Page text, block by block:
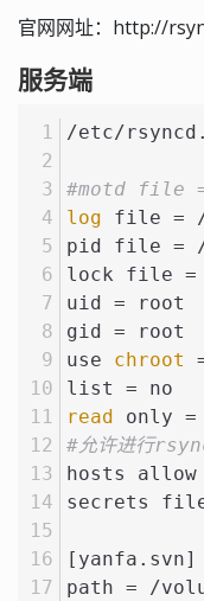
官网网址：http://
服务端
/etc/
#motd file
log file = /
pid file = /
lock file =
uid = root
gid = root
use chroot
list = no
read only =
#允许进行
hosts allow
secrets
[yanfa.svn]
path = /